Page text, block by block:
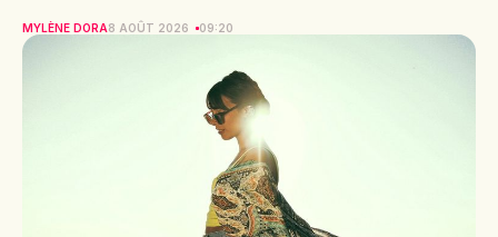
MYLÈNE DORA8 AOÛT 2026 09:20